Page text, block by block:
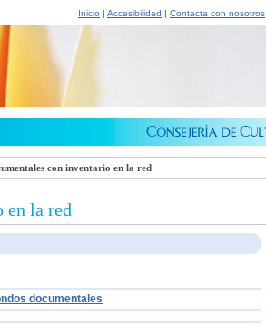
Inicio | Accesibilidad | Contacta con nosotros
con inventario en la red
en la red
documentales